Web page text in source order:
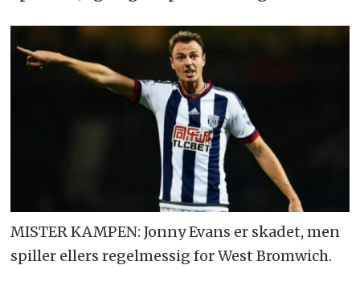
MISTER KAMPEN: Jonny Evans er skadet, men
spiller ellers regelmessig for West Bromwich.